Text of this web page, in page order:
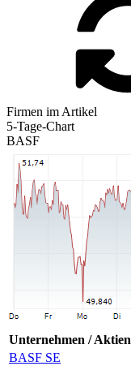
Firmen im Artikel
5-Tage-Chart
BASF
Unternehmen / Aktien
BASF SE